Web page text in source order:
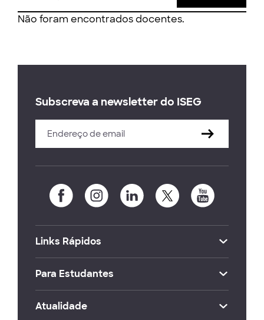
Não foram encontrados docentes.
Subscreva a newsletter do ISEG
Links Rápidos
Para Estudantes
Atualidade